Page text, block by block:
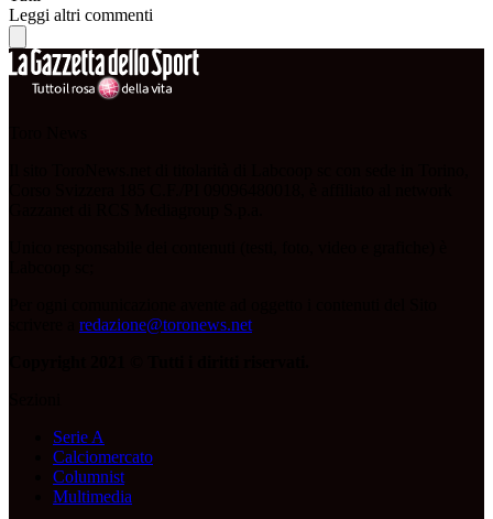
Leggi altri commenti
redazione@toronews.net
Serie A
Calciomercato
Columnist
Multimedia